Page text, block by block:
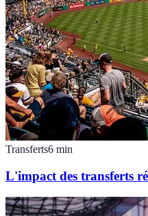
Transferts6 min
L'impact des transferts